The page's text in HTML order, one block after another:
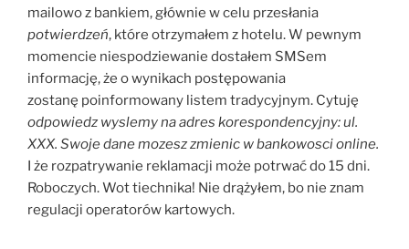
mailowo z bankiem, głównie w celu przesłania
potwierdzeń, które otrzymałem z hotelu. W pewnym
momencie niespodziewanie dostałem SMSem
informację, że o wynikach postępowania
zostanę poinformowany listem tradycyjnym. Cytuję
odpowiedz wyslemy na adres korespondencyjny: ul.
XXX. Swoje dane mozesz zmienic w bankowosci online.
I że rozpatrywanie reklamacji może potrwać do 15 dni.
Roboczych. Wot tiechnika! Nie drążyłem, bo nie znam
regulacji operatorów kartowych.